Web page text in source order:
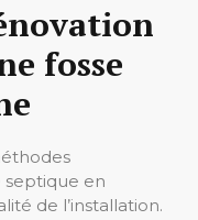
fosse
en
de l’installation.